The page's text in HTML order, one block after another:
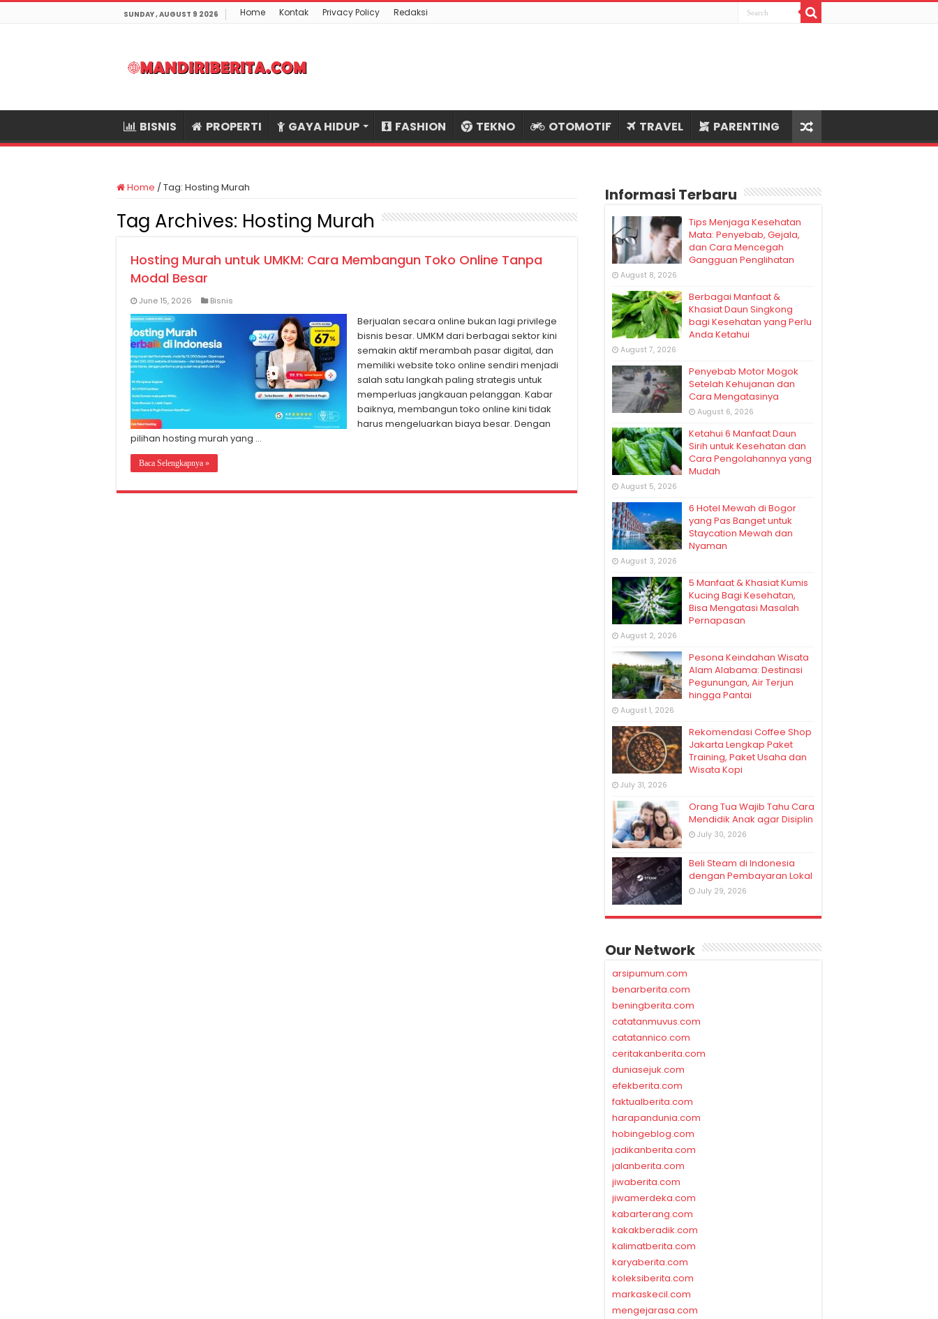
SUNDAY , AUGUST 9 2026 Home Kontak Privacy Policy Redaksi
BISNIS PROPERTI GAYA HIDUP FASHION TEKNO OTOMOTIF TRAVEL PARENTING
Home /Tag: Hosting Murah
Tag Archives: Hosting Murah
Hosting Murah untuk UMKM: Cara Membangun Toko Online Tanpa
Modal Besar
June 15, 2026 Bisnis
Berjualan secara online bukan lagi privilege
bisnis besar. UMKM dari berbagai sektor kini
semakin aktif merambah pasar digital, dan
memiliki website toko online sendiri menjadi
salah satu langkah paling strategis untuk
memperluas jangkauan pelanggan. Kabar
baiknya, membangun toko online kini tidak
harus mengeluarkan biaya besar. Dengan
pilihan hosting murah yang …
Baca Selengkapnya »
Informasi Terbaru
Tips Menjaga Kesehatan
Mata: Penyebab, Gejala,
dan Cara Mencegah
Gangguan Penglihatan
August 8, 2026
Berbagai Manfaat &
Khasiat Daun Singkong
bagi Kesehatan yang Perlu
Anda Ketahui
August 7, 2026
Penyebab Motor Mogok
Setelah Kehujanan dan
Cara Mengatasinya
August 6, 2026
Ketahui 6 Manfaat Daun
Sirih untuk Kesehatan dan
Cara Pengolahannya yang
Mudah
August 5, 2026
6 Hotel Mewah di Bogor
yang Pas Banget untuk
Staycation Mewah dan
Nyaman
August 3, 2026
5 Manfaat & Khasiat Kumis
Kucing Bagi Kesehatan,
Bisa Mengatasi Masalah
Pernapasan
August 2, 2026
Pesona Keindahan Wisata
Alam Alabama: Destinasi
Pegunungan, Air Terjun
hingga Pantai
August 1, 2026
Rekomendasi Coffee Shop
Jakarta Lengkap Paket
Training, Paket Usaha dan
Wisata Kopi
July 31, 2026
Orang Tua Wajib Tahu Cara
Mendidik Anak agar Disiplin
July 30, 2026
Beli Steam di Indonesia
dengan Pembayaran Lokal
July 29, 2026
Our Network
arsipumum.com
benarberita.com
beningberita.com
catatanmuvus.com
catatannico.com
ceritakanberita.com
duniasejuk.com
efekberita.com
faktualberita.com
harapandunia.com
hobingeblog.com
jadikanberita.com
jalanberita.com
jiwaberita.com
jiwamerdeka.com
kabarterang.com
kakakberadik.com
kalimatberita.com
karyaberita.com
koleksiberita.com
markaskecil.com
mengejarasa.com